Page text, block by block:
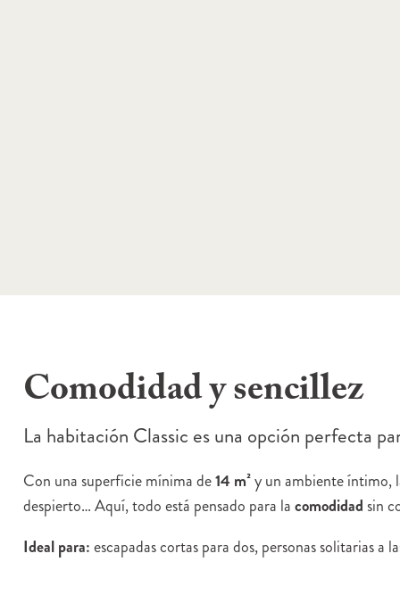
Comodidad y sencillez
La habitación Classic es una opción perfecta
Con una superficie mínima de14 m²y un ambiente íntimo,
despierto… Aquí, todo está pensado para lacomodidad sin
Ideal para:escapadas cortas para dos, personas solitarias